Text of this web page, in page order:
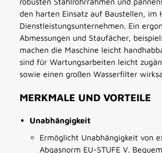
den harten Einsatz auf Baustellen, im
Dienstleistungsunternehmen. Ein
Abmessungen und Staufächer,
machen die Maschine leicht
sind für Wartungsarbeiten leicht
sowie einen großen Wasserfilter
MERKMALE UND VORTEILE
Unabhängigkeit
Ermöglicht Unabhängigkeit von
Abgasnorm EU-STUFE V.